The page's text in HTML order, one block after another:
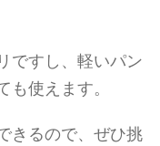
ですし、軽いパン
使えます。
きるので、ぜひ挑